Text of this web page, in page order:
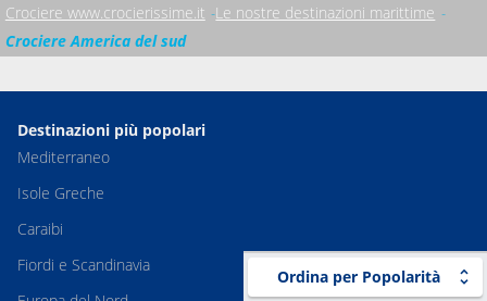
Ordina per Popolarità
Crociere www.crocierissime.it Le nostre destinazioni marittime
Crociere America del sud
Destinazioni più popolari
Mediterraneo
Isole Greche
Caraibi
Fiordi e Scandinavia